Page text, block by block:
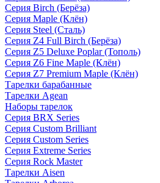
Серия Birch (Берёза)
Серия Maple (Клён)
Серия Steel (Сталь)
Серия Z4 Full Birch (Берёза)
Серия Z5 Deluxe Poplar (Тополь)
Серия Z6 Fine Maple (Клён)
Серия Z7 Premium Maple (Клён)
Тарелки барабанные
Тарелки Agean
Наборы тарелок
Серия BRX Series
Серия Custom Brilliant
Серия Custom Series
Серия Extreme Series
Серия Rock Master
Тарелки Aisen